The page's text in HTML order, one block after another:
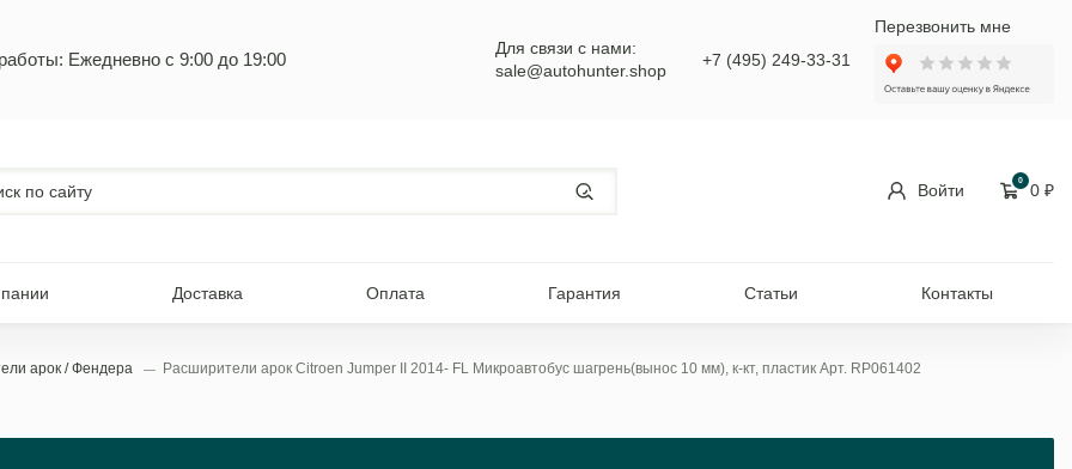
Ежедневно с 9:00 до 19:00
Для связи с нами:
sale@autohunter.shop
+7 (495) 249-33-31
Перезвонить мне
Войти
0
0 ₽
Доставка Оплата Гарантия Статьи Контакты
арок / Фендера Расширители арок Citroen Jumper II 2014- FL Микроавтобус шагрень(вынос 10 мм), к-кт, пластик Арт. RP061402